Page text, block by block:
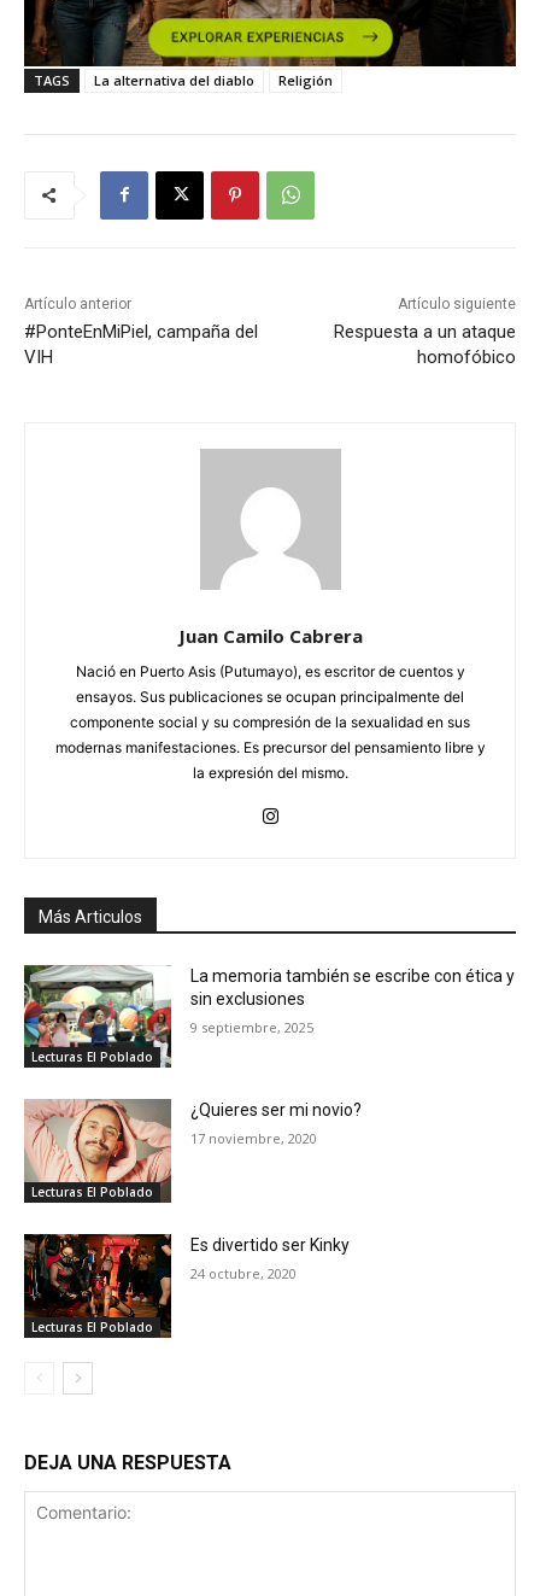
TAGS La alternativa del diablo Religión
Artículo anterior
#PonteEnMiPiel, campaña del
VIH
Artículo siguiente
Respuesta a un ataque
homofóbico
Juan Camilo Cabrera
Nació en Puerto Asis (Putumayo), es escritor de cuentos y
ensayos. Sus publicaciones se ocupan principalmente del
componente social y su compresión de la sexualidad en sus
modernas manifestaciones. Es precursor del pensamiento libre y
la expresión del mismo.
Más Articulos
Lecturas El Poblado
La memoria también se escribe con ética y
sin exclusiones
9 septiembre, 2025
Lecturas El Poblado
¿Quieres ser mi novio?
17 noviembre, 2020
Lecturas El Poblado
Es divertido ser Kinky
24 octubre, 2020
DEJA UNA RESPUESTA